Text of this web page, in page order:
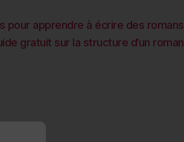
pour apprendre à écrire des romans
gratuit sur la structure d’un roman